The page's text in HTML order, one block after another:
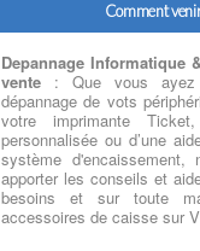
Comment
Depannage Informatique
vente : Que vous ayez
dépannage de vots
votre imprimante
personnalisée ou d’une
système
apporter les conseils et
besoins et sur toute
accessoires de caisse sur